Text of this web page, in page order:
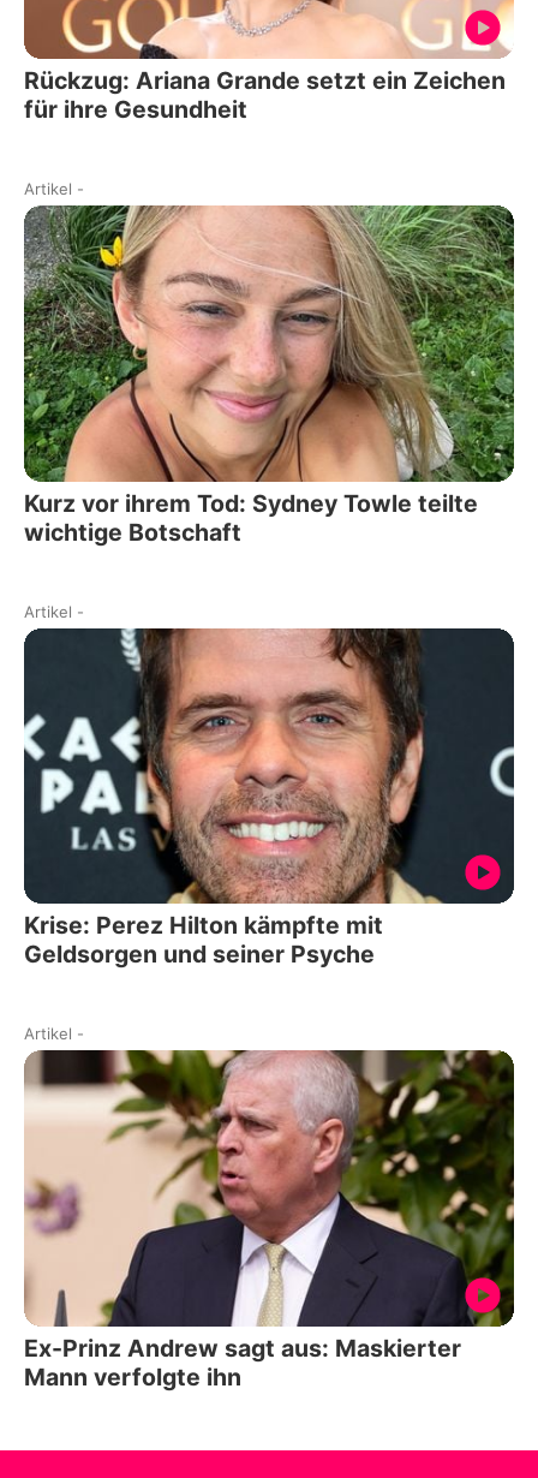
Rückzug: Ariana Grande setzt ein Zeichen
für ihre Gesundheit
Artikel -
Kurz vor ihrem Tod: Sydney Towle teilte
wichtige Botschaft
Artikel -
Krise: Perez Hilton kämpfte mit
Geldsorgen und seiner Psyche
Artikel -
Ex-Prinz Andrew sagt aus: Maskierter
Mann verfolgte ihn